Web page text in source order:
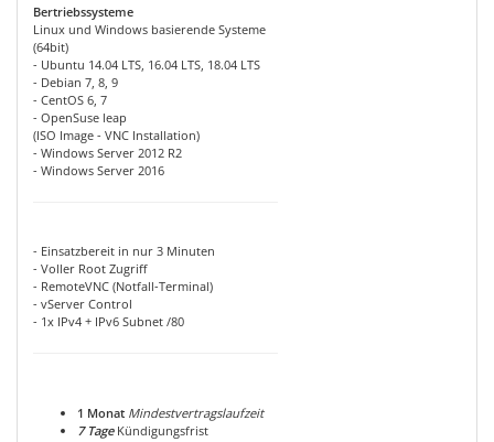
Bertriebssysteme
Linux und Windows basierende Systeme
(64bit)
- Ubuntu 14.04 LTS, 16.04 LTS, 18.04 LTS
- Debian 7, 8, 9
- CentOS 6, 7
- OpenSuse leap
(ISO Image - VNC Installation)
- Windows Server 2012 R2
- Windows Server 2016
- Einsatzbereit in nur 3 Minuten
- Voller Root Zugriff
- RemoteVNC (Notfall-Terminal)
- vServer Control
- 1x IPv4 + IPv6 Subnet /80
1 Monat Mindestvertragslaufzeit
7 TageKündigungsfrist